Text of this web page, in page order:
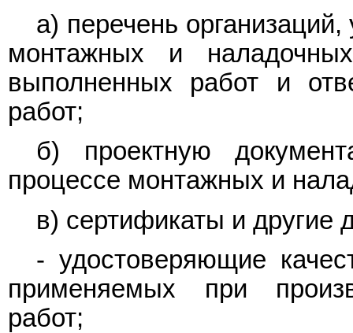
а) перечень
монтажных и
выполненных работ и
работ;
б) проектную
процессе монтажных и
в) сертификаты и другие
- удостоверяющие
применяемых при
работ;